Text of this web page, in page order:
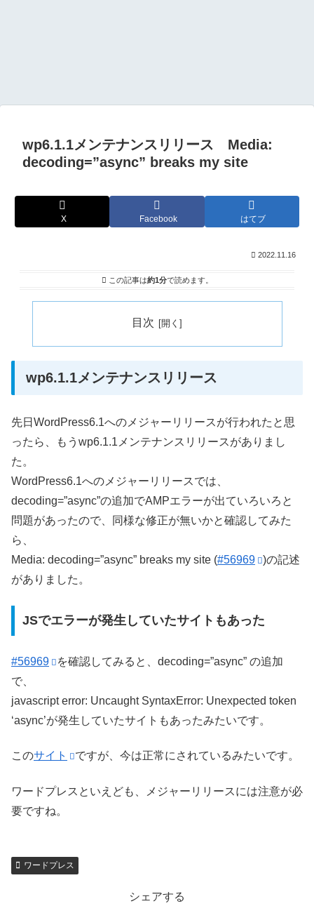
wp6.1.1メンテナンスリリース Media:
decoding=”async” breaks my site
X Facebook はてブ
2022.11.16
この記事は約1分で読めます。
目次
wp6.1.1メンテナンスリリース
先日WordPress6.1へのメジャーリリースが行われたと思
ったら、もうwp6.1.1メンテナンスリリースがありまし
た。
WordPress6.1へのメジャーリリースでは、
decoding=”async”の追加でAMPエラーが出ていろいろと
問題があったので、同様な修正が無いかと確認してみた
ら、
Media: decoding=”async” breaks my site (#56969
)の記述
がありました。
JSでエラーが発生していたサイトもあった
#56969
を確認してみると、decoding=”async” の追加
で、
javascript error: Uncaught SyntaxError: Unexpected token
‘async’が発生していたサイトもあったみたいです。
このサイト ですが、今は正常にされているみたいです。
ワードプレスといえども、メジャーリリースには注意が必
要ですね。
ワードプレス
シェアする